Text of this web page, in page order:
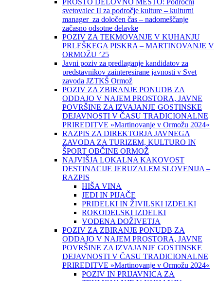
PROSTO DELOVNO MESTO: Področni
svetovalec II za področje kulture – kulturni
manager za določen čas – nadomeščanje
začasno odsotne delavke
POZIV ZA TEKMOVANJE V KUHANJU
PRLEŠKEGA PISKRA – MARTINOVANJE V
ORMOŽU ’25
Javni poziv za predlaganje kandidatov za
predstavnikov zainteresirane javnosti v Svet
zavoda JZTKŠ Ormož
POZIV ZA ZBIRANJE PONUDB ZA
ODDAJO V NAJEM PROSTORA, JAVNE
POVRŠINE ZA IZVAJANJE GOSTINSKE
DEJAVNOSTI V ČASU TRADICIONALNE
PRIREDITVE »Martinovanje v Ormožu 2024«
RAZPIS ZA DIREKTORJA JAVNEGA
ZAVODA ZA TURIZEM, KULTURO IN
ŠPORT OBČINE ORMOŽ
NAJVIŠJA LOKALNA KAKOVOST
DESTINACIJE JERUZALEM SLOVENIJA –
RAZPIS
HIŠA VINA
JEDI IN PIJAČE
PRIDELKI IN ŽIVILSKI IZDELKI
ROKODELSKI IZDELKI
VODENA DOŽIVETJA
POZIV ZA ZBIRANJE PONUDB ZA
ODDAJO V NAJEM PROSTORA, JAVNE
POVRŠINE ZA IZVAJANJE GOSTINSKE
DEJAVNOSTI V ČASU TRADICIONALNE
PRIREDITVE »Martinovanje v Ormožu 2024«
POZIV IN PRIJAVNICA ZA